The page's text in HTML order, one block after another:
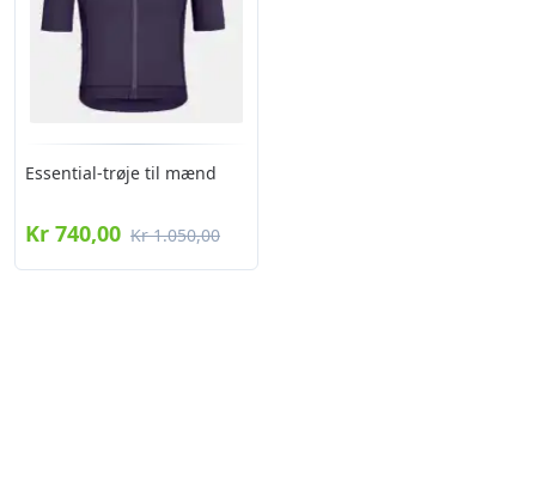
Essential-trøje til mænd
Kr 740,00 Kr 1.050,00